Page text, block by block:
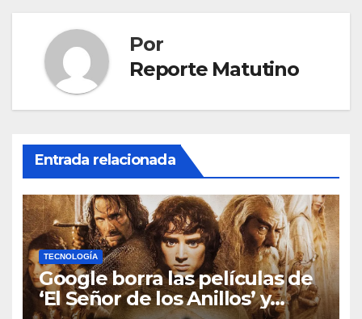
Por
Reporte Matutino
Entrada relacionada
TECNOLOGÍA
Google borra las películas de
‘El Señor de los Anillos’ y